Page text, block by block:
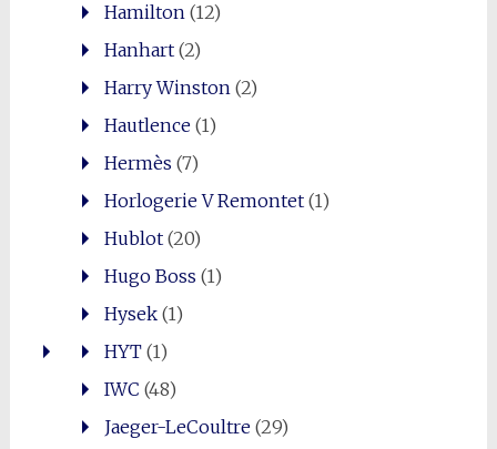
Hamilton(12)
Hanhart(2)
Harry Winston(2)
Hautlence(1)
Hermès (7)
Horlogerie V Remontet(1)
Hublot(20)
Hugo Boss (1)
Hysek(1)
HYT(1)
IWC (48)
Jaeger-LeCoultre(29)